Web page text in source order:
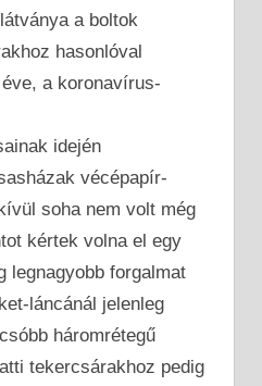
a boltok
hasonlóval
a koronavírus-
idején
vécépapír-
soha nem volt még
kértek volna el egy
legnagyobb forgalmat
láncánál jelenleg
háromrétegű
tekercsárakhoz pedig